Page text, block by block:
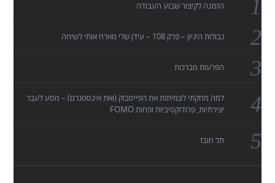
הזמנה לקיצור שבוע העבודה
גבולות היגיון – פרק 108 – עידן שלי מארח אותי לשיחה
הפרעות מברכות
למה מחקתי לצמיתות את הפייסבוק (ואת אינסטגרם) – מסע לעבר
יצירתיות, פרודוקטיביות ופחות FOMO
תל חובז